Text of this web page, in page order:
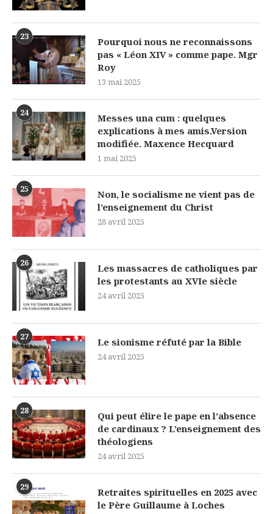
23
Pourquoi nous ne reconnaissons
pas « Léon XIV » comme pape. Mgr
Roy
13 mai 2025
24
Messes una cum : quelques
explications à mes amis.Version
modifiée. Maxence Hecquard
1 mai 2025
25
Non, le socialisme ne vient pas de
l’enseignement du Christ
28 avril 2025
26
Les massacres de catholiques par
les protestants au XVIe siècle
24 avril 2025
27 Le sionisme réfuté par la Bible
24 avril 2025
28
Qui peut élire le pape en l’absence
de cardinaux ? L’enseignement des
théologiens
24 avril 2025
29
Retraites spirituelles en 2025 avec
le Père Guillaume à Loches